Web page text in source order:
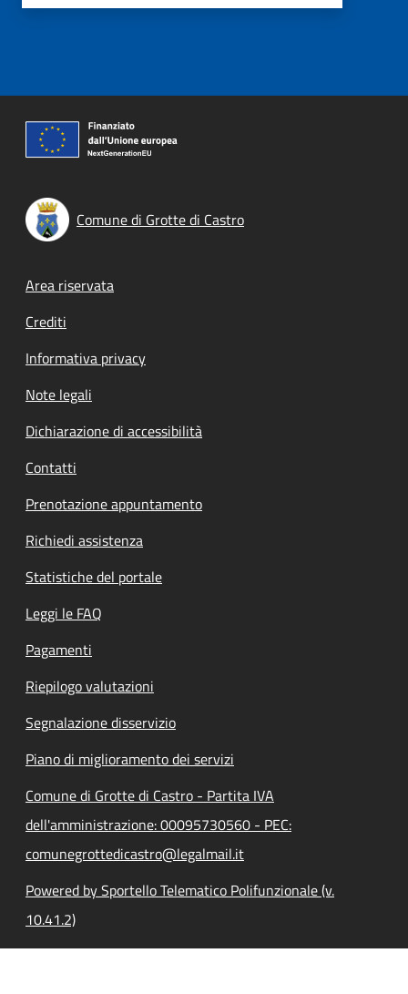
Comune di Grotte di Castro
Footer menu
Area riservata
Crediti
Informativa privacy
Note legali
Dichiarazione di accessibilità
Contatti
Prenotazione appuntamento
Richiedi assistenza
Statistiche del portale
Leggi le FAQ
Pagamenti
Riepilogo valutazioni
Segnalazione disservizio
Piano di miglioramento dei servizi
Comune di Grotte di Castro - Partita IVA
dell'amministrazione: 00095730560 - PEC:
comunegrottedicastro@legalmail.it
Powered by Sportello Telematico Polifunzionale (v.
10.41.2)